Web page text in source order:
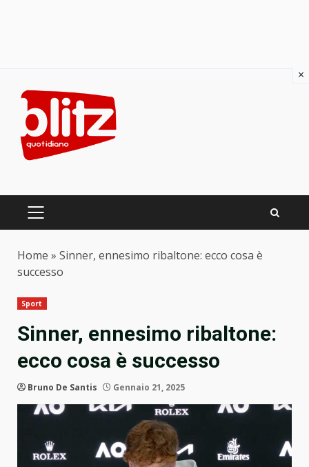
content
PRIMARY
Home » Sinner, ennesimo ribaltone: ecco cosa è
successo
Sport
Sinner, ennesimo ribaltone:
ecco cosa è successo
Bruno De Santis Gennaio 21, 2025
×